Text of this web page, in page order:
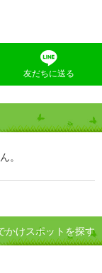
友だちに送る
。
かけスポットを探す